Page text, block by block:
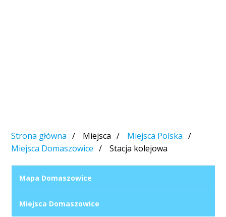
Strona główna Miejsca
Miejsca Polska
Miejsca Domaszowice
Stacja kolejowa
Mapa Domaszowice
Miejsca Domaszowice